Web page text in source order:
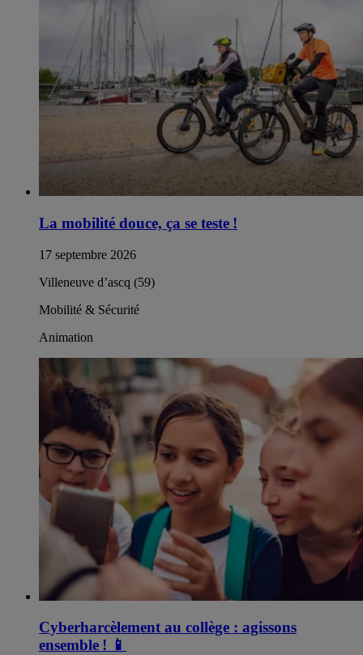
La mobilité douce, ça se teste !
17 septembre 2026
Villeneuve d’ascq (59)
Mobilité & Sécurité
Animation
Cyberharcèlement au collège : agissons
ensemble ! 📱